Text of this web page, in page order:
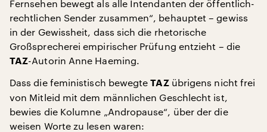
Fernsehen bewegt als alle Intendanten der öffentlich-
rechtlichen Sender zusammen“, behauptet – gewiss
in der Gewissheit, dass sich die rhetorische
Großsprecherei empirischer Prüfung entzieht – die
TAZ-Autorin Anne Haeming.
Dass die feministisch bewegteTAZübrigens nicht frei
von Mitleid mit dem männlichen Geschlecht ist,
bewies die Kolumne „Andropause“, über der die
weisen Worte zu lesen waren: